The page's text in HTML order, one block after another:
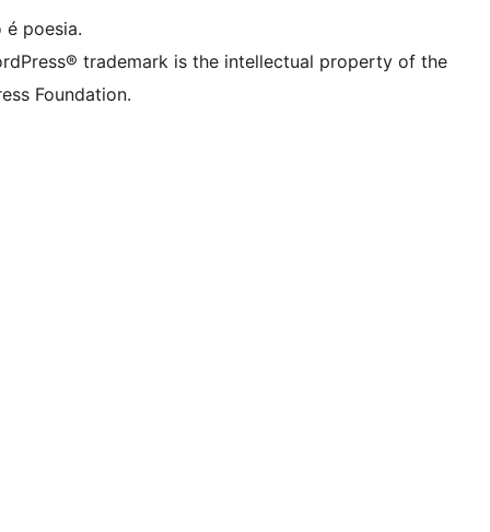
é poesia.
trademark is the intellectual property of the
Foundation.